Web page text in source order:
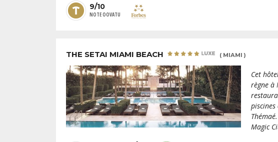
9/10
NOTE OOVATU
THE SETAI MIAMI BEACH ( MIAMI )
Cet
règne à
Magic